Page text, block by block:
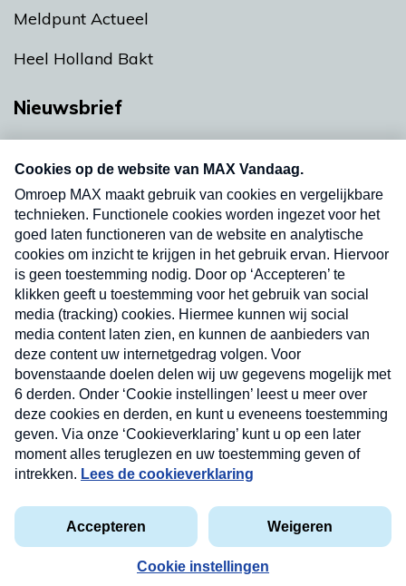
Meldpunt Actueel
Heel Holland Bakt
Nieuwsbrief
Neem hier een gratis abonnement op onze
nieuwsbrief. Elke vrijdag- en dinsdagochtend in
uw mailbox.
Verzend
Privacyverklaring
Cookieverklaring
Kwetsbaarheid melden
Copyright © 2026 MAX Vandaag - Omroep MAX
Nieuwsbrief
Neem hier een gratis abonnement op onze
nieuwsbrief. Elke vrijdag- en dinsdagochtend in uw